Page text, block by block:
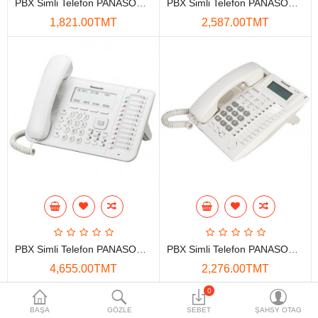
Maglumat toplaýjylar
Gorag we howpsuzlyk
Tor Enjamlary
Öý enjamlary
Akylly öý
Ykjam enjamlar
Proýektorlar
Gurallar
Oýun konsoly
BAŞA GÖZLE
0
SEBET ŞAHSY OTAG
1,821.00TMT 2,587.00TMT
4,655.00TMT 2,276.00TMT